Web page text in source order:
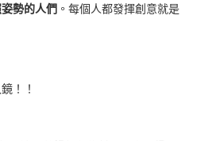
勢的人們 。每個人都發揮創意就是
！！